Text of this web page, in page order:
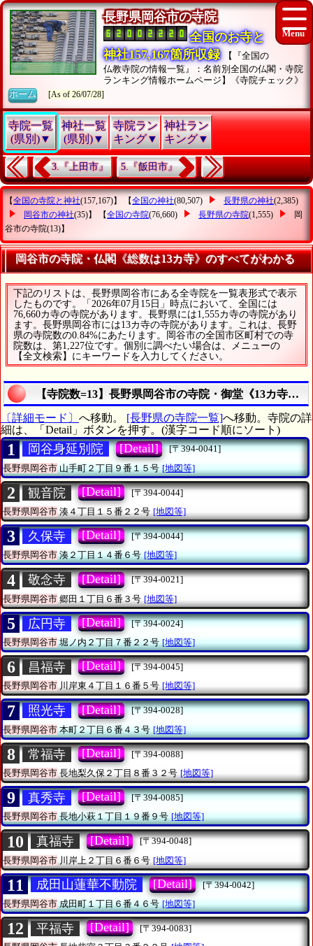
長野県岡谷市の寺院
全国のお寺と
神社157,167箇所収録
【『全国の
仏教寺院の情報一覧』：名前別全国の仏閣・寺院
ランキング情報ホームページ】《寺院チェック》
ホーム
[As of 26/07/28]
寺院一覧
(県別)▼
神社一覧
(県別)▼
寺院ラン
キング▼
神社ラン
キング▼
3.『上田市』 5.『飯田市』
【全国の寺院と神社(157,167)】 【全国の神社(80,507) 長野県の神社(2,385)
岡谷市の神社(35)】 【全国の寺院(76,660) 長野県の寺院(1,555)
岡
谷市の寺院(13)】
岡谷市の寺院・仏閣《総数は13カ寺》のすべてがわかる
下記のリストは、長野県岡谷市にある全寺院を一覧表形式で表示
したものです。「2026年07月15日」時点において、全国には
76,660カ寺の寺院があります。長野県には1,555カ寺の寺院があり
ます。長野県岡谷市には13カ寺の寺院があります。これは、長野
県の寺院数の0.84%にあたります。岡谷市の全国市区町村での寺
院数は、第1,227位です。個別に調べたい場合は、メニューの
【全文検索】にキーワードを入力してください。
【寺院数=13】長野県岡谷市の寺院・御堂《13カ寺》
〔詳細モード〕 へ移動。 [長野県の寺院一覧]へ移動。寺院の詳
細は、「Detail」ボタンを押す。(漢字コード順にソート)
1 岡谷身延別院 [Detail]
[〒394-0041]
長野県岡谷市山手町２丁目９番１５号 [地図等]
2 観音院 [Detail]
[〒394-0044]
長野県岡谷市湊４丁目１５番２２号 [地図等]
3 久保寺 [Detail]
[〒394-0044]
長野県岡谷市湊２丁目１４番６号 [地図等]
4 敬念寺 [Detail]
[〒394-0021]
長野県岡谷市 郷田１丁目６番３号 [地図等]
5 広円寺 [Detail]
[〒394-0024]
長野県岡谷市堀ノ内２丁目７番２２号 [地図等]
6 昌福寺 [Detail]
[〒394-0045]
長野県岡谷市川岸東４丁目１６番５号 [地図等]
7 照光寺 [Detail]
[〒394-0028]
長野県岡谷市本町２丁目６番４３号 [地図等]
8 常福寺 [Detail]
[〒394-0088]
長野県岡谷市長地梨久保２丁目８番３２号 [地図等]
9 真秀寺 [Detail]
[〒394-0085]
長野県岡谷市長地小萩１丁目１９番９号 [地図等]
10 真福寺 [Detail]
[〒394-0048]
長野県岡谷市 川岸上２丁目６番６号 [地図等]
11 成田山蓮華不動院 [Detail]
[〒394-0042]
長野県岡谷市成田町１丁目６番４６号 [地図等]
12 平福寺 [Detail]
[〒394-0083]